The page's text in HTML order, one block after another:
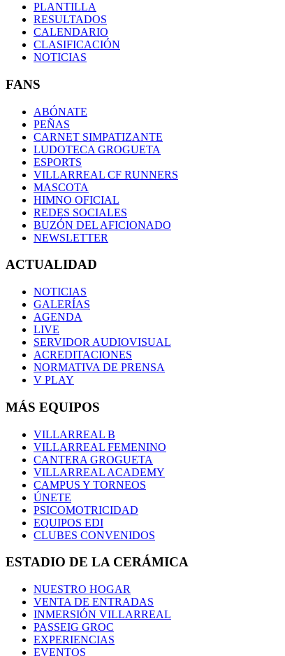
PLANTILLA
RESULTADOS
CALENDARIO
CLASIFICACIÓN
NOTICIAS
FANS
ABÓNATE
PEÑAS
CARNET SIMPATIZANTE
LUDOTECA GROGUETA
ESPORTS
VILLARREAL CF RUNNERS
MASCOTA
HIMNO OFICIAL
REDES SOCIALES
BUZÓN DEL AFICIONADO
NEWSLETTER
ACTUALIDAD
NOTICIAS
GALERÍAS
AGENDA
LIVE
SERVIDOR AUDIOVISUAL
ACREDITACIONES
NORMATIVA DE PRENSA
V PLAY
MÁS EQUIPOS
VILLARREAL B
VILLARREAL FEMENINO
CANTERA GROGUETA
VILLARREAL ACADEMY
CAMPUS Y TORNEOS
ÚNETE
PSICOMOTRICIDAD
EQUIPOS EDI
CLUBES CONVENIDOS
ESTADIO DE LA CERÁMICA
NUESTRO HOGAR
VENTA DE ENTRADAS
INMERSIÓN VILLARREAL
PASSEIG GROC
EXPERIENCIAS
EVENTOS